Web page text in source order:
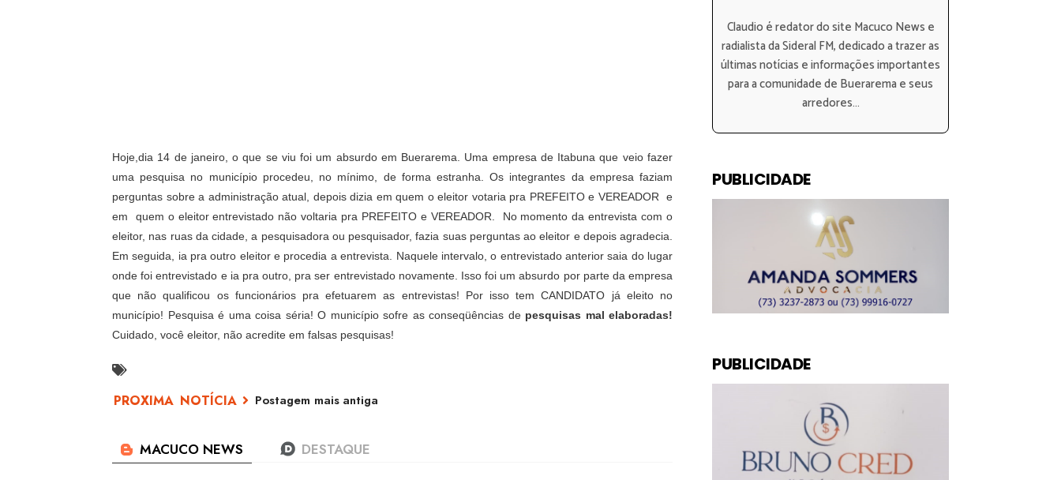
Hoje,dia 14 de janeiro, o que se viu foi um absurdo em Buerarema. Uma empresa de Itabuna que veio fazer
uma pesquisa no município procedeu, no mínimo, de forma estranha. Os integrantes da empresa faziam
perguntas sobre a administração atual, depois dizia em quem o eleitor votaria pra PREFEITO e VEREADOR
e
em
quem o eleitor entrevistado não voltaria pra PREFEITO e VEREADOR.
No momento da entrevista com o
eleitor, nas ruas da cidade, a pesquisadora ou pesquisador, fazia suas perguntas ao eleitor e depois agradecia.
Em seguida, ia pra outro eleitor e procedia a entrevista. Naquele intervalo, o entrevistado anterior saia do lugar
onde foi entrevistado e ia pra outro, pra ser entrevistado novamente. Isso foi um absurdo por parte da empresa
que não qualificou os funcionários pra efetuarem as entrevistas! Por isso tem CANDIDATO já eleito no
município! Pesquisa é uma coisa séria! O município sofre as conseqüências de pesquisas mal elaboradas!
Cuidado, você eleitor, não acredite em falsas pesquisas!
Postagem mais antiga
Claudio é redator do site Macuco News e
radialista da Sideral FM, dedicado a trazer as
últimas notícias e informações importantes
para a comunidade de Buerarema e seus
arredores...
PUBLICIDADE
PUBLICIDADE